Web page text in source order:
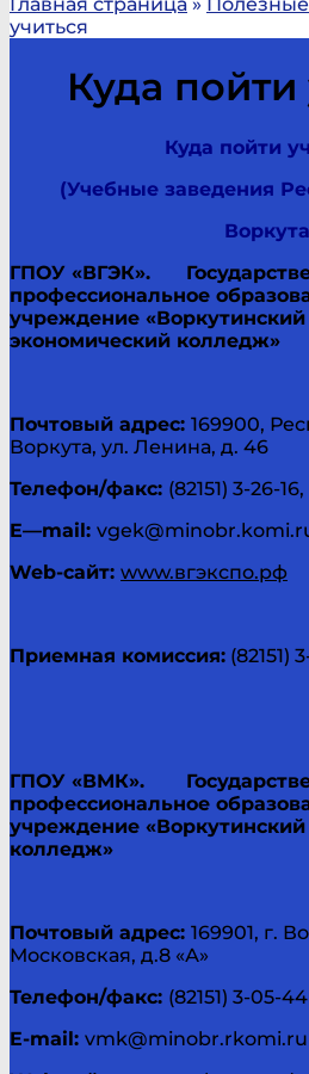
учиться
Куда пойти
Куда пойти
(Учебные заведения
Воркута
ГПОУ «ВГЭК».
профессиональное
учреждение «Воркутинский
экономический колледж»
Почтовый адрес: 169900,
Воркута, ул. Ленина, д. 46
Телефон/факс: (82151) 3-26-
E—mail:
Web-сайт: www.вгэкспо.рф
Приемная комиссия: (82151)
ГПОУ «ВМК».
профессиональное
учреждение
колледж»
Почтовый адрес: 169901, г.
Московская, д.8 «А»
Телефон/факс: (82151) 3-05-44
E-mail: vmk@minobr.rkomi.ru